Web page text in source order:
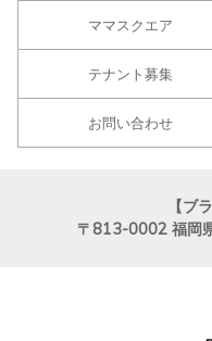
ママスクエア
テナント募集
お問い合わせ
【ブ
〒813-0002 福岡